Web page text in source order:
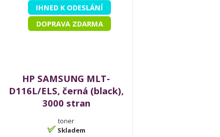
IHNED K ODESLÁNÍ
DOPRAVA ZDARMA
HP SAMSUNG MLT-
D116L/ELS, černá (black),
3000 stran
toner
Skladem